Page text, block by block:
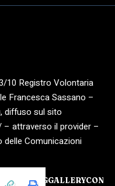
10 Registro Volontaria
Francesca Sassano –
diffuso sul sito
attraverso il provider –
Comunicazioni
OPERE BLOGGALLERY